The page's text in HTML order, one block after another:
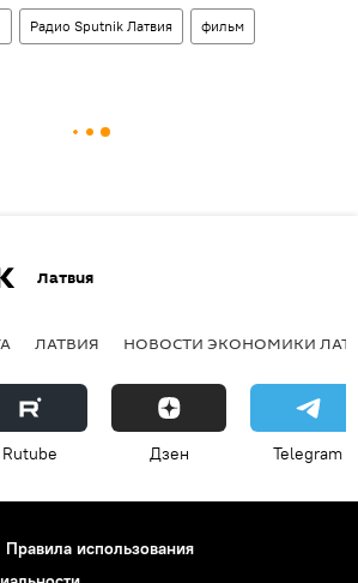
Радио Sputnik Латвия фильм
Латвия
ЛАТВИЯ НОВОСТИ ЭКОНОМИКИ
Rutube Дзен Telegram
Правила использования